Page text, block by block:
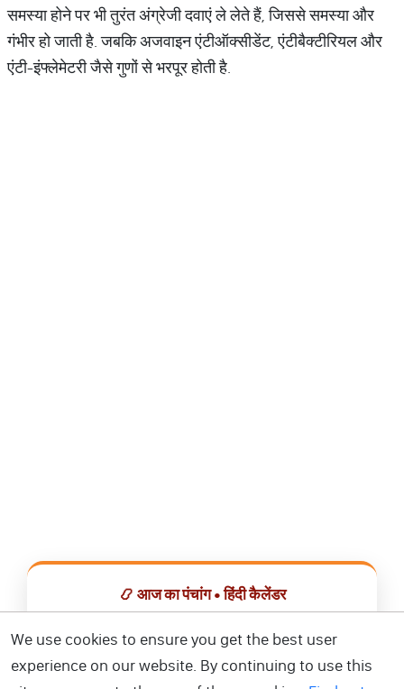
समस्या होने पर भी तुरंत अंग्रेजी दवाएं ले लेते हैं, जिससे समस्या और
गंभीर हो जाती है. जबकि अजवाइन एंटीऑक्सीडेंट, एंटीबैक्टीरियल और
एंटी-इंफ्लेमेटरी जैसे गुणों से भरपूर होती है.
📿 आज का पंचांग • हिंदी कैलेंडर
📅 हिंदी कैलेंडर ऐप डाउनलोड करें
We use cookies to ensure you get the best user
experience on our website. By continuing to use this